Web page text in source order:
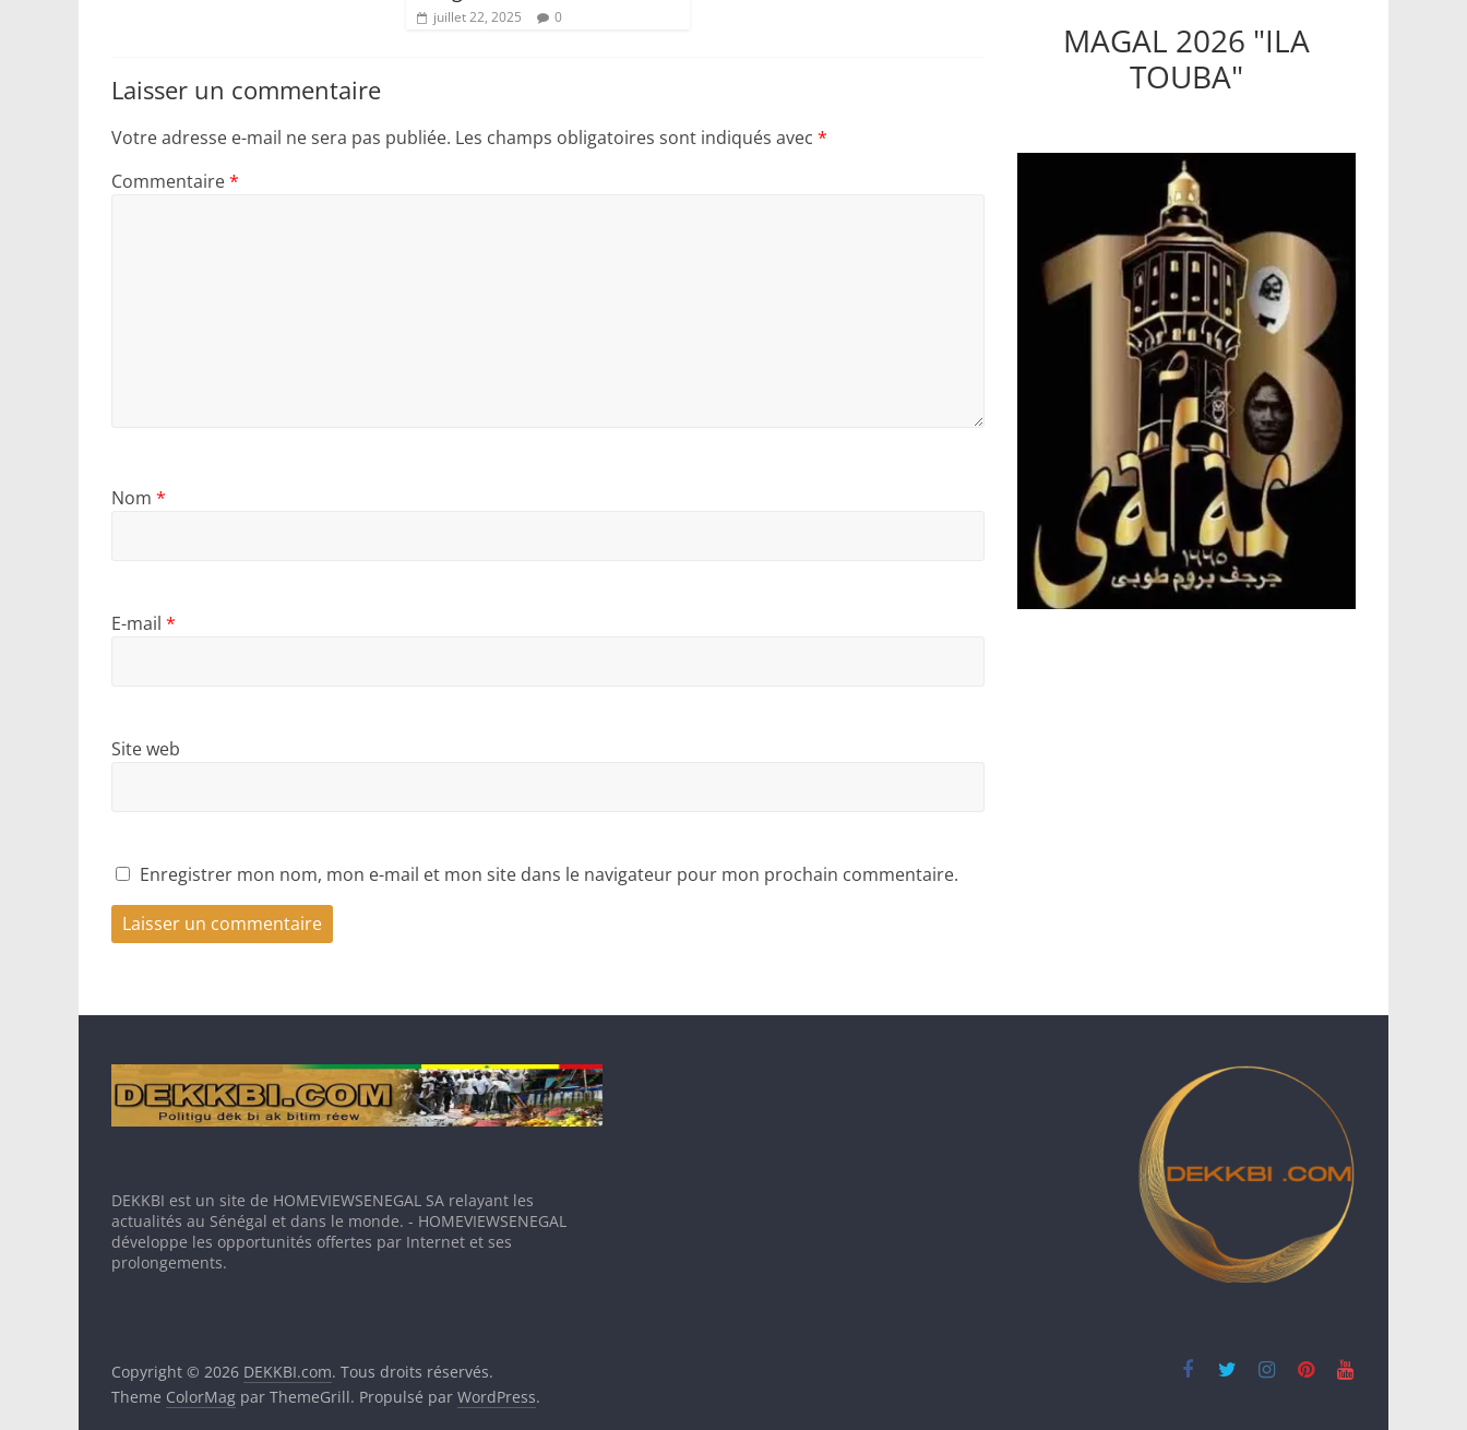
juillet 22, 2025 0
Laisser un commentaire
Votre adresse e-mail ne sera pas publiée. Les champs obligatoires sont indiqués avec *
Commentaire*
Nom *
E-mail *
Site web
Enregistrer mon nom, mon e-mail et mon site dans le navigateur pour mon prochain commentaire.
MAGAL 2026 "ILA
TOUBA"
DEKKBI est un site de HOMEVIEWSENEGAL SA relayant les
actualités au Sénégal et dans le monde. - HOMEVIEWSENEGAL
développe les opportunités offertes par Internet et ses
prolongements.
Copyright © 2026 DEKKBI.com. Tous droits réservés.
Theme ColorMag par ThemeGrill. Propulsé par WordPress.